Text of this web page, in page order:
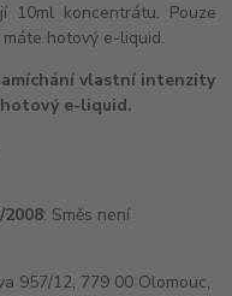
10ml koncentrátu. Pouze
hotový e-liquid.
vlastní intenzity
e-liquid.
: Směs není
957/12, 779 00 Olomouc,